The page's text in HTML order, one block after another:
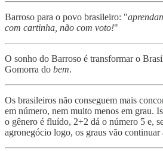
Barroso para o povo brasileiro: "
com cartinha, não com voto!"
O sonho do Barroso é transformar o
Gomorra do bem.
Os brasileiros não conseguem mais
em número, nem muito menos em grau.
o gênero é fluído, 2+2 dá o número 5 e,
agronegócio logo, os graus vão